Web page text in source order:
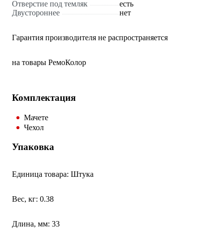
Отверстие под темляк
есть
Двустороннее
нет
Гарантия производителя не распространяется
на товары РемоКолор
Комплектация
Мачете
Чехол
Упаковка
Единица товара: Штука
Вес, кг: 0.38
Длина, мм: 33